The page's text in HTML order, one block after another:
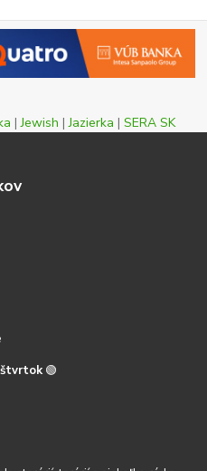
|Jewish |Jazierka | SERA SK
štvrtok 🟢